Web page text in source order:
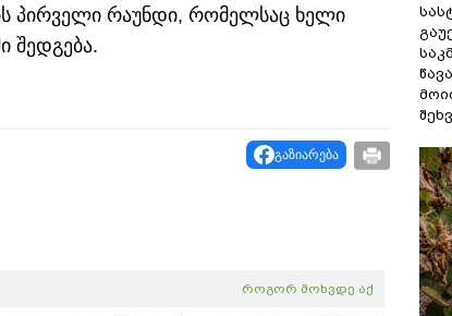
პირველი რაუნდი, რომელსაც ხელი
შედგება.
გაზიარება
როგორ მოხვდე აქ